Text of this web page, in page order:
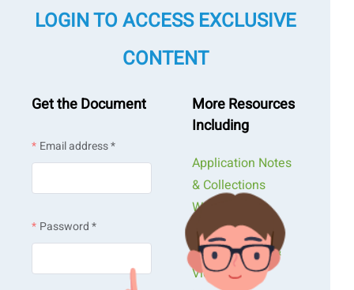
Medição por tecnologias:
Espalhamento de luz dinâmico
de luz eletroforética
LOGIN TO ACCESS EXCLUSIVE
CONTENT
Get the Document
Email address *
Password *
More Resources
Including
Application Notes
& Collections
Webinars &
Workshops
Presentations &
Videos